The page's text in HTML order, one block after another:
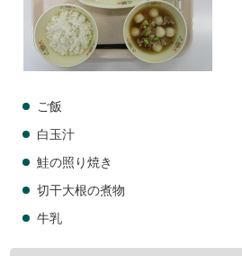
ご飯
白玉汁
鮭の照り焼き
切干大根の煮物
牛乳